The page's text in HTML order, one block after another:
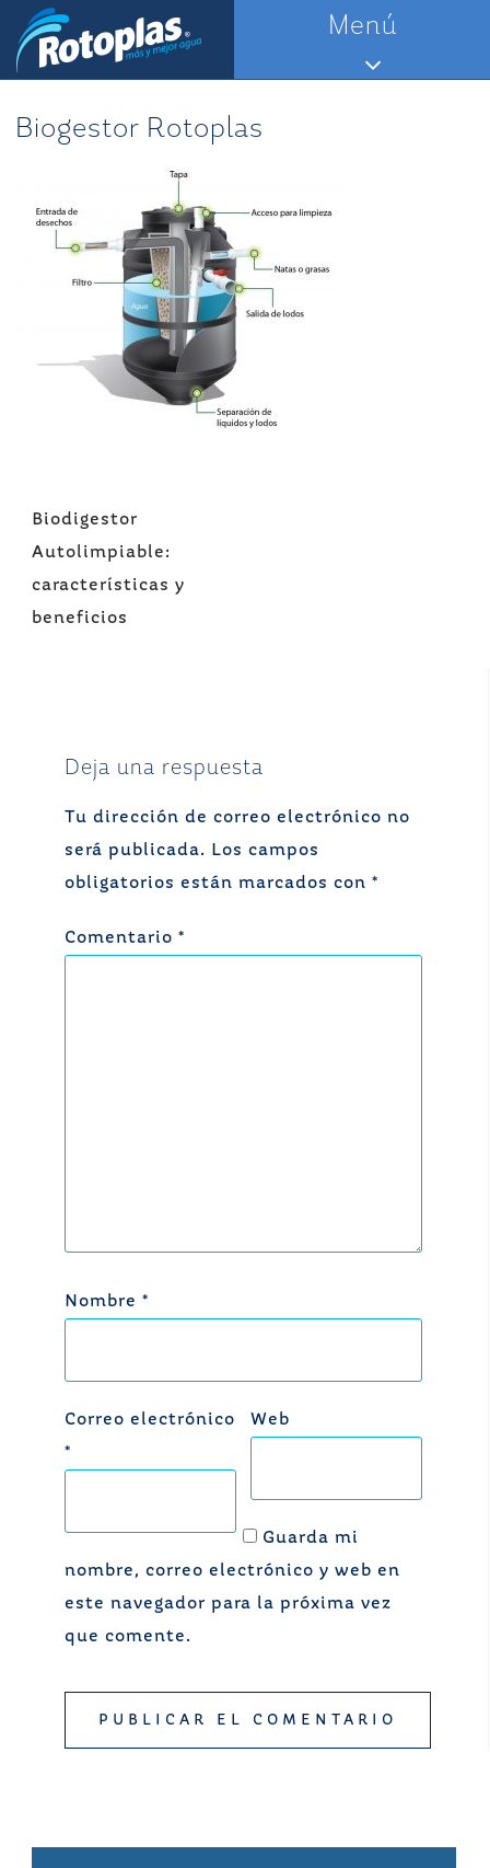
Saltar
contenido
Menú
Biogestor Rotoplas
Navegación
de
entradas
Biodigestor
Autolimpiable:
características y
beneficios
Deja una respuesta
Tu dirección de correo electrónico no
será publicada.
Los campos
obligatorios están marcados con *
Comentario *
Nombre *
Correo electrónico
*
Web
Guarda mi
nombre, correo electrónico y web en
este navegador para la próxima vez
que comente.